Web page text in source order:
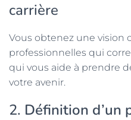
carrière
Vous obtenez une vision
professionnelles qui
qui vous aide à prendre
votre avenir.
2. Définition d’un